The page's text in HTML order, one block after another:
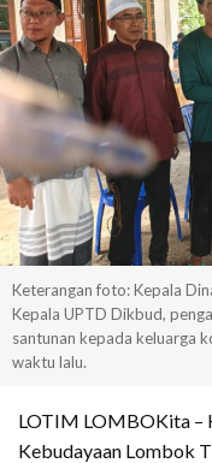
Keterangan foto: Kepala
Kepala UPTD Dikbud,
santunan kepada keluarga
waktu lalu.
LOTIM LOMBOKita –
Kebudayaan Lombok